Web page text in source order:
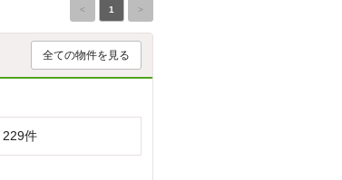
< 1 >
全ての物件を見る
229件